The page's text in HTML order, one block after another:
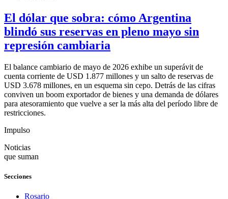
El dólar que sobra: cómo Argentina
blindó sus reservas en pleno mayo sin
represión cambiaria
El balance cambiario de mayo de 2026 exhibe un superávit de
cuenta corriente de USD 1.877 millones y un salto de reservas de
USD 3.678 millones, en un esquema sin cepo. Detrás de las cifras
conviven un boom exportador de bienes y una demanda de dólares
para atesoramiento que vuelve a ser la más alta del período libre de
restricciones.
Impulso
Noticias
que suman
Secciones
Rosario